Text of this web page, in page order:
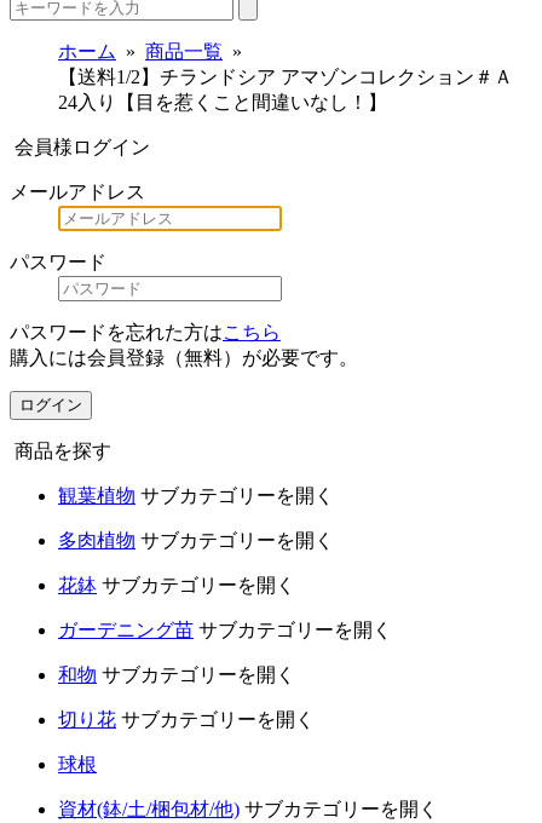
ホーム
商品一覧
【送料1/2】チランドシア アマゾンコレクション＃Ａ
24入り【目を惹くこと間違いなし！】
会員様ログイン
メールアドレス
パスワード
パスワードを忘れた方はこちら
購入には会員登録（無料）が必要です。
ログイン
商品を探す
観葉植物 サブカテゴリーを開く
多肉植物 サブカテゴリーを開く
花鉢 サブカテゴリーを開く
ガーデニング苗 サブカテゴリーを開く
和物 サブカテゴリーを開く
切り花 サブカテゴリーを開く
球根
資材(鉢/土/梱包材/他) サブカテゴリーを開く